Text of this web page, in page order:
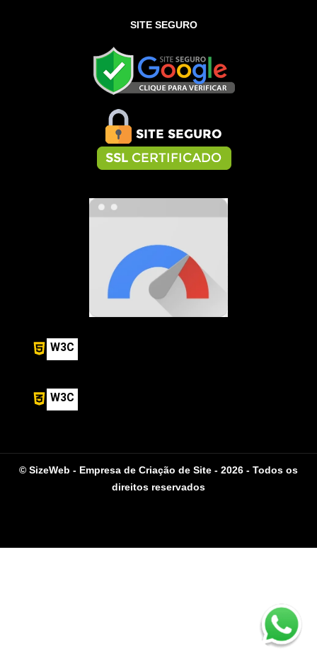
SITE SEGURO
W3C
W3C
© SizeWeb - Empresa de Criação de Site - 2026 - Todos os
direitos reservados